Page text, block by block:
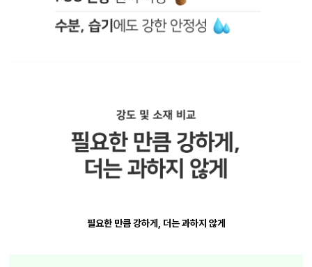
필요한 만큼 강하게, 더는 과하지 않게